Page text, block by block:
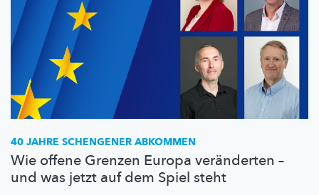
40 JAHRE SCHENGENER ABKOMMEN
Wie offene Grenzen Europa veränderten –
und was jetzt auf dem Spiel steht